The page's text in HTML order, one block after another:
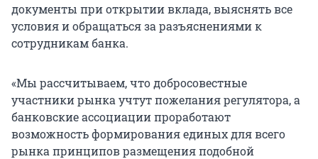
документы при открытии вклада, выяснять все
условия и обращаться за разъяснениями к
сотрудникам банка.
«Мы рассчитываем, что добросовестные
участники рынка учтут пожелания регулятора, а
банковские ассоциации проработают
возможность формирования единых для всего
рынка принципов размещения подобной